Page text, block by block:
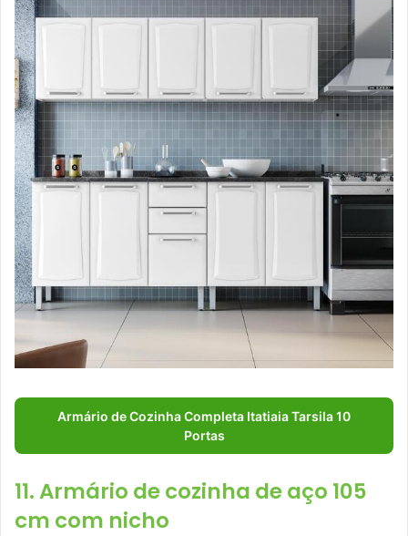
Armário de Cozinha Completa Itatiaia Tarsila 10
Portas
11. Armário de cozinha de aço 105
cm com nicho